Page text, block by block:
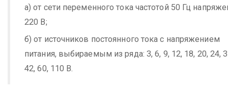
а) от сети переменного тока частотой 50 Гц
220 В;
б) от источников постоянного тока с напряжением
питания, выбираемым из ряда: 3, 6, 9, 12, 18, 20, 24,
42, 60, 110 В.